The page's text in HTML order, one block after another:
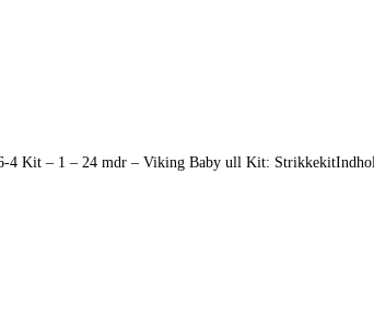
4 Kit – 1 – 24 mdr – Viking Baby ull Kit: